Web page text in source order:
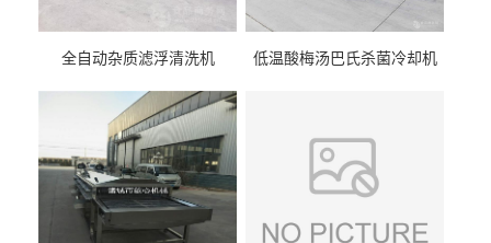
全自动杂质滤浮清洗机 低温酸梅汤巴氏杀菌冷却机